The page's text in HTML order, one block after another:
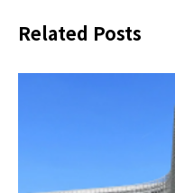
Related Posts